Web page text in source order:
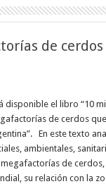
de
disponible el libro “10
de cerdos
En este texto
ambientales,
megafactorías de cerdos,
su relación con la